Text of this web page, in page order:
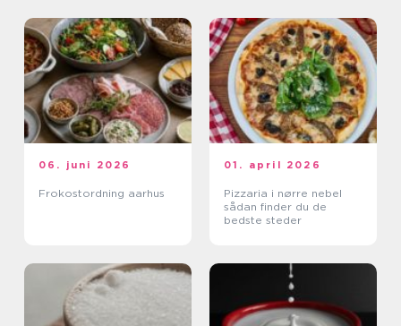
06. juni 2026
Frokostordning aarhus
01. april 2026
Pizzaria i nørre nebel
sådan finder du de
bedste steder